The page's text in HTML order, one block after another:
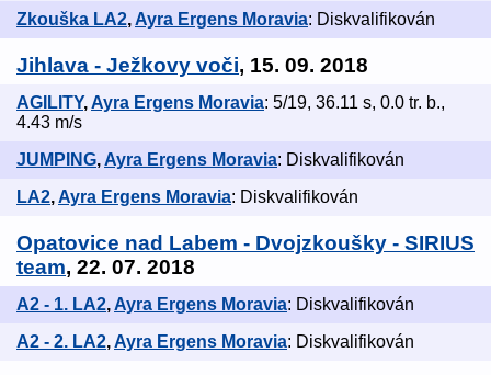
Zkouška LA2, Ayra Ergens Moravia: Diskvalifikován
Jihlava - Ježkovy voči, 15. 09. 2018
AGILITY,Ayra Ergens Moravia: 5/19, 36.11 s, 0.0 tr. b.,
4.43 m/s
JUMPING, Ayra Ergens Moravia: Diskvalifikován
LA2,Ayra Ergens Moravia: Diskvalifikován
Opatovice nad Labem - Dvojzkoušky - SIRIUS
team, 22. 07. 2018
A2 - 1. LA2, Ayra Ergens Moravia: Diskvalifikován
A2 - 2. LA2,Ayra Ergens Moravia: Diskvalifikován